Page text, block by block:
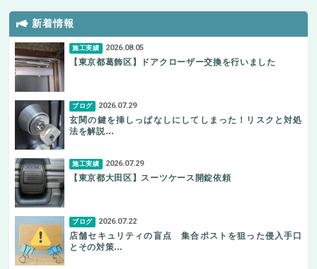
新着情報
施工実績 2026.08.05
【東京都葛飾区】ドアクローザー交換を行いました
ブログ 2026.07.29
玄関の鍵を挿しっぱなしにしてしまった！リスクと対処
法を解説…
施工実績 2026.07.29
【東京都大田区】スーツケース開錠依頼
ブログ 2026.07.22
店舗セキュリティの盲点 集合ポストを狙った侵入手口
とその対策…